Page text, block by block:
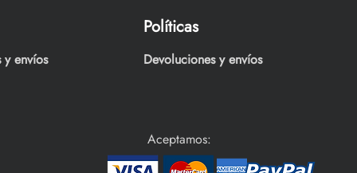
y envíos
Políticas
Devoluciones y envíos
Aceptamos: